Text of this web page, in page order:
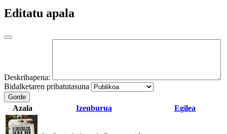
Editatu apala
Deskribapena:
Bidalketaren pribatutasuna
Gorde
Azala Izenburua Egilea